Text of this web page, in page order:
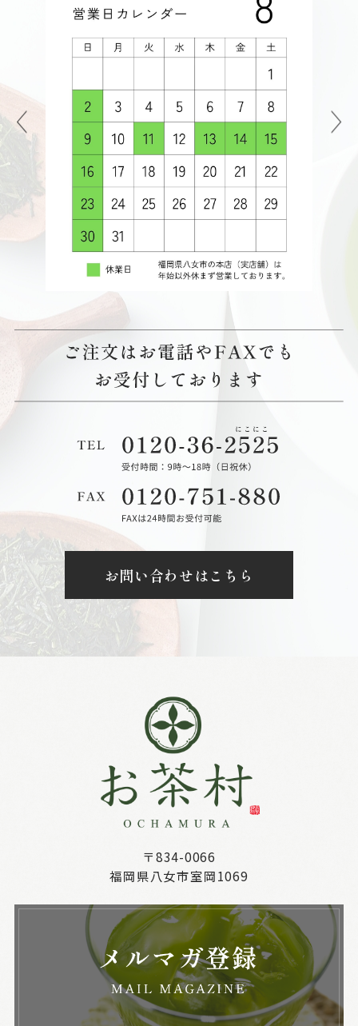
お問い合わせはこちら
〒834-0066
福岡県八女市室岡1069